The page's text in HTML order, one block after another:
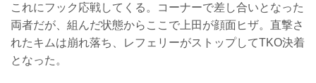
これにフック応戦してくる。コーナーで差し合いとなった
両者だが、組んだ状態からここで上田が顔面ヒザ。直撃さ
れたキムは崩れ落ち、レフェリーがストップしてTKO決着
となった。